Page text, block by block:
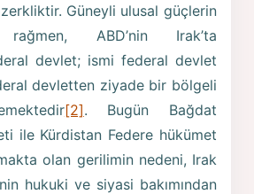
Güneyli ulusal güçlerin
rağmen, ABD’nin Irak’ta
devlet; ismi federal devlet
devletten ziyade bir bölgeli
[2]. Bugün Bağdat
ile Kürdistan Federe hükümet
olan gerilimin nedeni, Irak
hukuki ve siyasi bakımından